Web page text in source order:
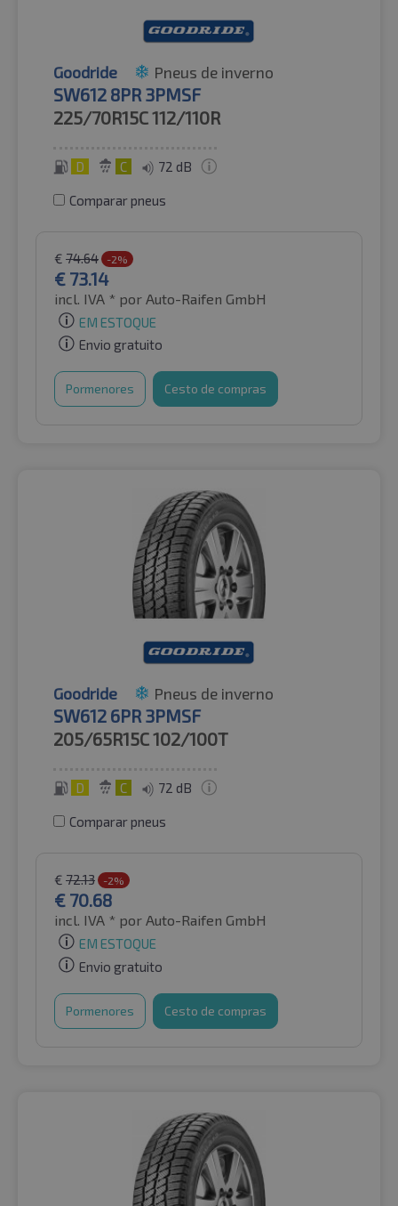
Goodride Pneus de inverno
SW612 8PR 3PMSF
225/70R15C112/110R
D C 72 dB
Comparar pneus
€ 74.64 -2%
€ 73.14
incl. IVA * por Auto-Raifen GmbH
EM ESTOQUE
Envio gratuito
Pormenores Cesto de compras
Goodride Pneus de inverno
SW612 6PR 3PMSF
205/65R15C102/100T
D C 72 dB
Comparar pneus
€ 72.13 -2%
€ 70.68
incl. IVA * por Auto-Raifen GmbH
EM ESTOQUE
Envio gratuito
Pormenores Cesto de compras